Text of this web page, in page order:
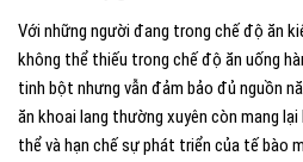
Với những người đang trong chế độ ăn
không thể thiếu trong chế độ ăn uống
tinh bột nhưng vẫn đảm bảo đủ nguồn
ăn khoai lang thường xuyên còn mang
thể và hạn chế sự phát triển của tế bào